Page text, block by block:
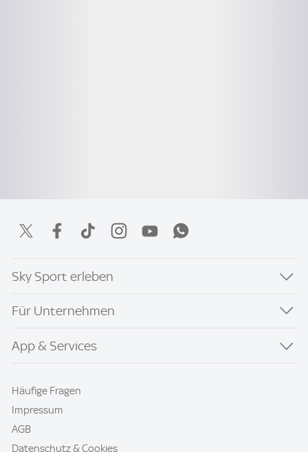
Sky Sport erleben
Für Unternehmen
App & Services
Häufige Fragen
Impressum
AGB
Datenschutz & Cookies